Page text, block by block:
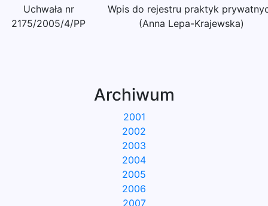
Uchwała nr
2175/2005/4/PP
Wpis do rejestru praktyk
(Anna Lepa-Krajewska)
Archiwum
2001
2002
2003
2004
2005
2006
2007